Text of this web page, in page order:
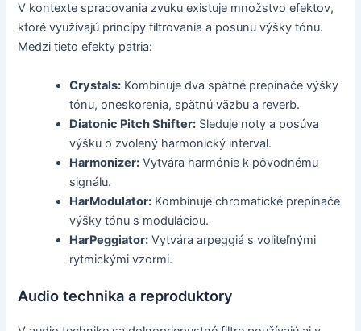
V kontexte spracovania zvuku existuje množstvo efektov,
ktoré využívajú princípy filtrovania a posunu výšky tónu.
Medzi tieto efekty patria:
Crystals: Kombinuje dva spätné prepínače výšky
tónu, oneskorenia, spätnú väzbu a reverb.
Diatonic Pitch Shifter: Sleduje noty a posúva
výšku o zvolený harmonický interval.
Harmonizer: Vytvára harmónie k pôvodnému
signálu.
HarModulator: Kombinuje chromatické prepínače
výšky tónu s moduláciou.
HarPeggiator: Vytvára arpeggiá s voliteľnými
rytmickými vzormi.
Audio technika a reproduktory